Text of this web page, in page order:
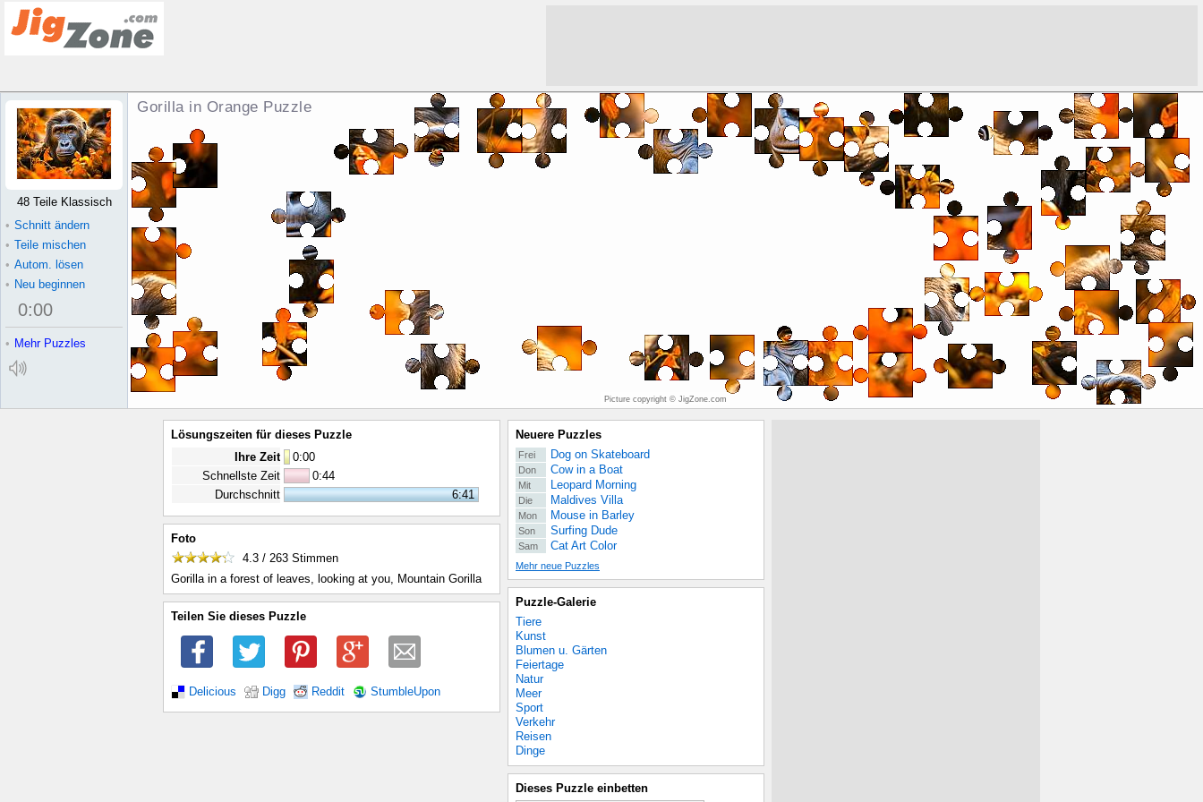
Gorilla in Orange Puzzle
Picture copyright © JigZone.com
48 Teile Klassisch
• Schnitt ändern
• Teile mischen
• Autom. lösen
• Neu beginnen
0:00
• Mehr Puzzles
Lösungszeiten für dieses Puzzle
Ihre Zeit
0:00
Schnellste Zeit
0:44
Durchschnitt
6:41
Foto
4.3 / 263 Stimmen
Gorilla in a forest of leaves, looking at you, Mountain Gorilla
Teilen Sie dieses Puzzle
Delicious Digg Reddit StumbleUpon
Neuere Puzzles
Frei Dog on Skateboard
Don Cow in a Boat
Mit Leopard Morning
Die Maldives Villa
Mon Mouse in Barley
Son Surfing Dude
Sam Cat Art Color
Mehr neue Puzzles
Puzzle-Galerie
Tiere
Kunst
Blumen u. Gärten
Feiertage
Natur
Meer
Sport
Verkehr
Reisen
Dinge
Dieses Puzzle einbetten